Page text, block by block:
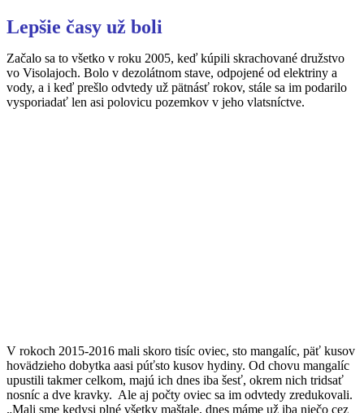
Lepšie časy už boli
Začalo sa to všetko v roku 2005, keď kúpili skrachované družstvo
vo Visolajoch. Bolo v dezolátnom stave, odpojené od elektriny a
vody, a i keď prešlo odvtedy už pätnásť rokov, stále sa im podarilo
vysporiadať len asi polovicu pozemkov v jeho vlatsníctve.
V rokoch 2015-2016 mali skoro tisíc oviec, sto mangalíc, päť kusov
hovädzieho dobytka aasi púťsto kusov hydiny. Od chovu mangalíc
upustili takmer celkom, majú ich dnes iba šesť, okrem nich tridsať
nosníc a dve kravky. Ale aj počty oviec sa im odvtedy zredukovali.
„Mali sme kedysi plné všetky maštale, dnes máme už iba niečo cez